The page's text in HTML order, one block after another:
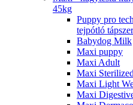
45kg
Puppy pro
tejpótló tápszer
Babydog Milk
Maxi puppy
Maxi Adult
Maxi Sterilized
Maxi Light
Maxi